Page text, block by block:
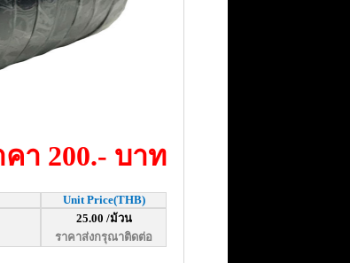
า 200.- บาท
Unit Price(THB)
25.00 /ม้วน
ราคาส่งกรุณาติดต่อ